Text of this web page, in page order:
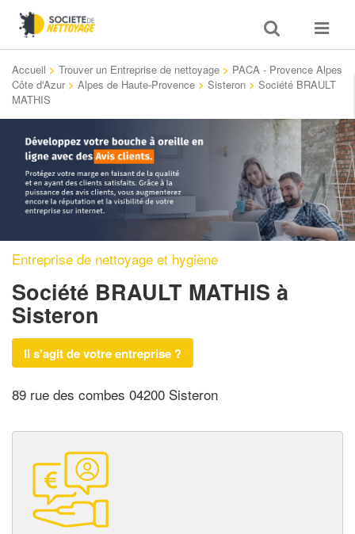
Toggle
search
Toggle
Accueil > Trouver un Entreprise de nettoyage > PACA - Provence Alpes
Côte d'Azur > Alpes de Haute-Provence > Sisteron > Société BRAULT
MATHIS
Entreprise de nettoyage et hygiène
Société BRAULT MATHIS à
Sisteron
Il s'agit de votre entreprise ?
89 rue des combes 04200 Sisteron